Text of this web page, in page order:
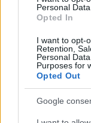
Personal
Opted In
I want to opt-
Retention,
Personal
Purposes for
Opted Out
Google
Kedves BKV
kerületi
problémával.
Pestiek közül
hogy hamar
a téma csak
A 12-es